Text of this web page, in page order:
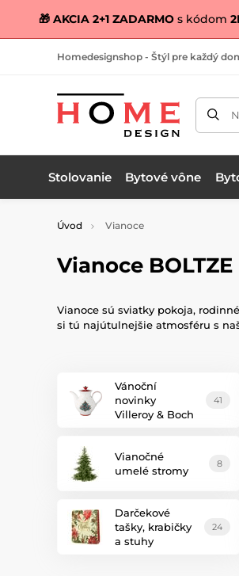
🎁 AKCIA 2+1 ZADARMO s kódom
Homedesignshop - Štýl pre každý
Stolovanie Bytové vône
Úvod Vianoce
Vianoce BOLTZE
Vianoce sú sviatky pokoja,
si tú najútulnejšie atmosféru s
Vánoční
novinky
Villeroy & Boch
41
Vianočné
umelé stromy
8
Darčekové
tašky, krabičky
a stuhy
24